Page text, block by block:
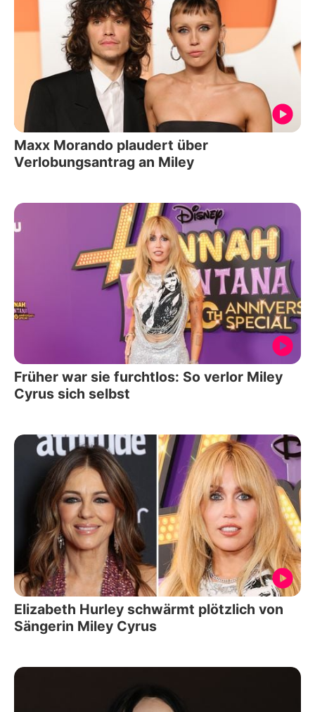
Maxx Morando plaudert über
Verlobungsantrag an Miley
Früher war sie furchtlos: So verlor Miley
Cyrus sich selbst
Elizabeth Hurley schwärmt plötzlich von
Sängerin Miley Cyrus